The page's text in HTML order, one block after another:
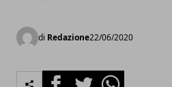
di Redazione22/06/2020
FacebookTwitterWhatsapp